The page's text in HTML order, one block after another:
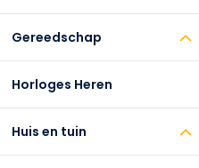
Gereedschap
Horloges Heren
Huis en tuin